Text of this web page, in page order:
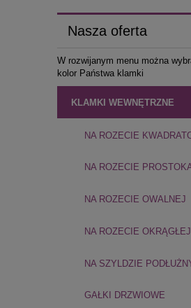
Nasza oferta
W rozwijanym menu można
kolor Państwa klamki
KLAMKI WEWNĘTRZNE
NA ROZECIE
NA ROZECIE
NA ROZECIE OWALNEJ
NA ROZECIE OKRĄGŁEJ
NA SZYLDZIE
GAŁKI DRZWIOWE